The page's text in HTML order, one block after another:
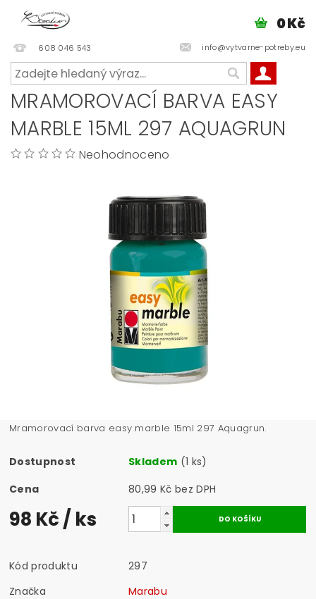
608 046 543 info@vytvarne-potreby.eu
0 Kč
MRAMOROVACÍ BARVA EASY
MARBLE 15ML 297 AQUAGRUN
Neohodnoceno
Mramorovací barva easy marble 15ml 297 Aquagrun.
Dostupnost Skladem (1 ks)
Cena
80,99 Kč bez DPH
98 Kč/ ks
Kód produktu
297
Značka
Marabu